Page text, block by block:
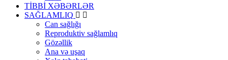
TİBBİ XƏBƏRLƏR
SAĞLAMLIQ
Can sağlığı
Reproduktiv sağlamlıq
Gözəllik
Ana və uşaq